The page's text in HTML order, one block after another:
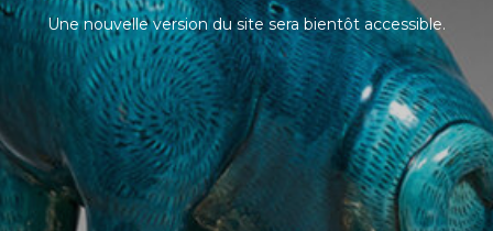
Une nouvelle version du site sera bientôt accessible.